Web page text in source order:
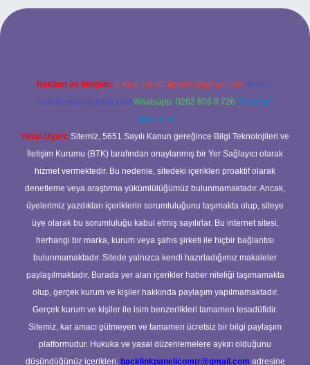
giriş
Reklam ve İletişim: E-mail: backlinkpaneli@gmail.com Teams:
forumhizmeti@gmail.com Whatsapp: 0262 606 0 726 Telegram:
@karabul
Yasal Uyarı: Sitemiz, 5651 Sayılı Kanun gereğince Bilgi Teknolojileri ve
İletişim Kurumu (BTK) tarafından onaylanmış bir Yer Sağlayıcı olarak
hizmet vermektedir. Bu nedenle, sitedeki içerikleri proaktif olarak
denetleme veya araştırma yükümlülüğümüz bulunmamaktadır. Ancak,
üyelerimiz yazdıkları içeriklerin sorumluluğunu taşımakta olup, siteye
üye olarak bu sorumluluğu kabul etmiş sayılırlar. Bu internet sitesi,
herhangi bir marka, kurum veya şahıs şirketi ile hiçbir bağlantısı
bulunmamaktadır. Sitede yalnızca kendi hazırladığımız makaleler
paylaşılmaktadır. Burada yer alan içerikler haber niteliği taşımamakta
olup, gerçek kurum ve kişiler hakkında paylaşım yapılmamaktadır.
Gerçek kurum ve kişiler ile isim benzerlikleri tamamen tesadüfidir.
Sitemiz, kar amacı gütmeyen ve tamamen ücretsiz bir bilgi paylaşım
platformudur. Hukuka ve yasal düzenlemelere aykırı olduğunu
düşündüğünüz içerikleri, backlinkpanelicomtr@gmail.com adresine